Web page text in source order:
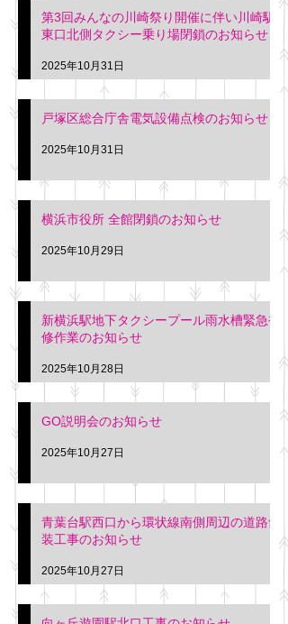
第3回みんなの川崎祭り開催に伴い川崎駅
東口北側タクシー乗り場閉鎖のお知らせ
2025年10月31日
戸塚区総合庁舎電気設備点検のお知らせ
2025年10月31日
横浜市役所 全館閉鎖のお知らせ
2025年10月29日
新横浜駅地下タクシープール雨水槽緊急補
修作業のお知らせ
2025年10月28日
GO説明会のお知らせ
2025年10月27日
青葉台駅西口から環状線南側周辺の道路舗
装工事のお知らせ
2025年10月27日